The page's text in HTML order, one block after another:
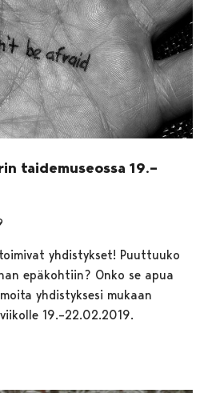
taidemuseossa 19.–
yhdistykset! Puuttuuko
epäkohtiin? Onko se apua
yhdistyksesi mukaan
19.–22.02.2019.